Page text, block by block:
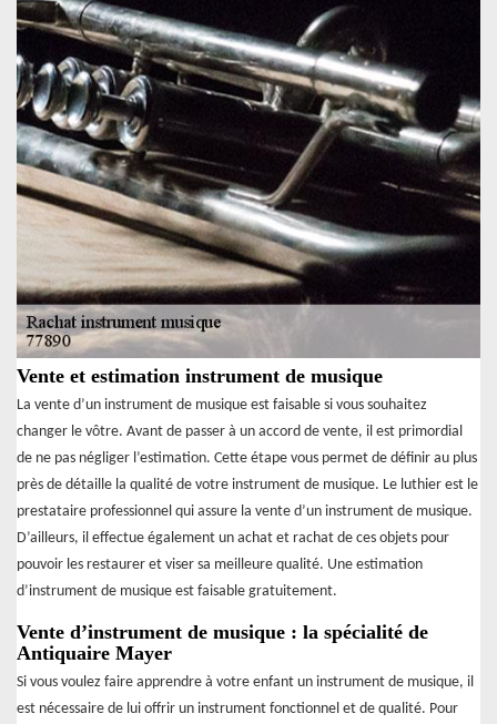
Vente et estimation instrument de musique
La vente d’un instrument de musique est faisable si vous souhaitez
changer le vôtre. Avant de passer à un accord de vente, il est primordial
de ne pas négliger l’estimation. Cette étape vous permet de définir au plus
près de détaille la qualité de votre instrument de musique. Le luthier est le
prestataire professionnel qui assure la vente d’un instrument de musique.
D’ailleurs, il effectue également un achat et rachat de ces objets pour
pouvoir les restaurer et viser sa meilleure qualité. Une estimation
d’instrument de musique est faisable gratuitement.
Vente d’instrument de musique : la spécialité de
Antiquaire Mayer
Si vous voulez faire apprendre à votre enfant un instrument de musique, il
est nécessaire de lui offrir un instrument fonctionnel et de qualité. Pour